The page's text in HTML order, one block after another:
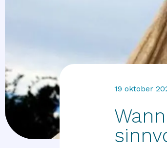
19 oktober